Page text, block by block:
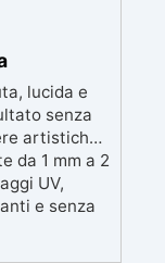
lucida e
senza
artistiche,
da 1 mm a 2
UV,
e senza
e